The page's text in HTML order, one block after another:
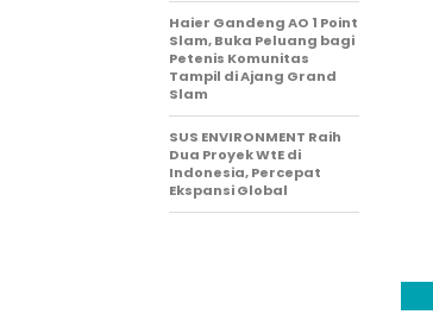
Haier Gandeng AO 1 Point
Slam, Buka Peluang bagi
Petenis Komunitas
Tampil di Ajang Grand
Slam
SUS ENVIRONMENT Raih
Dua Proyek WtE di
Indonesia, Percepat
Ekspansi Global